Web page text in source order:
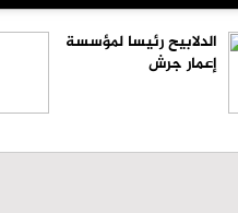
الدلابيح رئيسا لمؤسسة
إعمار جرش